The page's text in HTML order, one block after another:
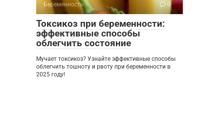
Беременность 0
Токсикоз при беременности:
эффективные способы
облегчить состояние
Мучает токсикоз? Узнайте эффективные способы
облегчить тошноту и рвоту при беременности в
2025 году!